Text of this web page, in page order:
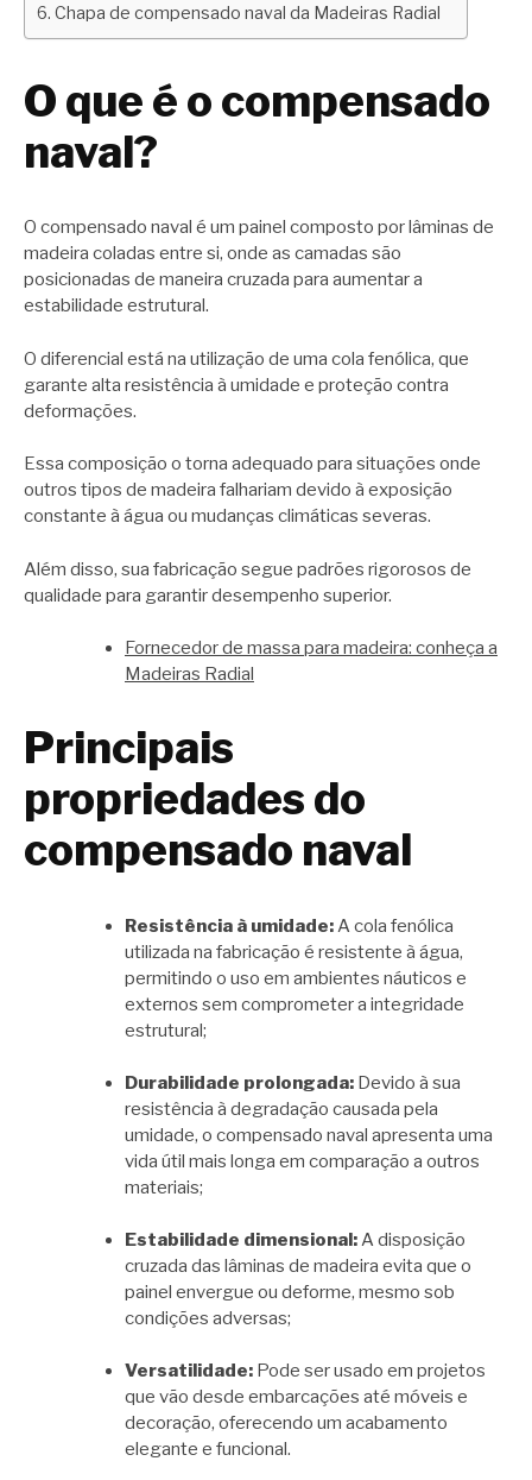
Chapa de compensado naval da Madeiras Radial
O que é o compensado
naval?
O compensado naval é um painel composto por lâminas de
madeira coladas entre si, onde as camadas são
posicionadas de maneira cruzada para aumentar a
estabilidade estrutural.
O diferencial está na utilização de uma cola fenólica, que
garante alta resistência à umidade e proteção contra
deformações.
Essa composição o torna adequado para situações onde
outros tipos de madeira falhariam devido à exposição
constante à água ou mudanças climáticas severas.
Além disso, sua fabricação segue padrões rigorosos de
qualidade para garantir desempenho superior.
Fornecedor de massa para madeira: conheça a
Madeiras Radial
Principais
propriedades do
compensado naval
Resistência à umidade:A cola fenólica
utilizada na fabricação é resistente à água,
permitindo o uso em ambientes náuticos e
externos sem comprometer a integridade
estrutural;
Durabilidade prolongada: Devido à sua
resistência à degradação causada pela
umidade, o compensado naval apresenta uma
vida útil mais longa em comparação a outros
materiais;
Estabilidade dimensional:A disposição
cruzada das lâminas de madeira evita que o
painel envergue ou deforme, mesmo sob
condições adversas;
Versatilidade: Pode ser usado em projetos
que vão desde embarcações até móveis e
decoração, oferecendo um acabamento
elegante e funcional.